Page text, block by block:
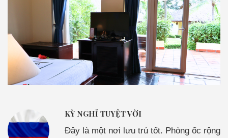
KỲ NGHỈ TUYỆT VỜI
Đây là một nơi lưu trú tốt. Phòng ốc rộng